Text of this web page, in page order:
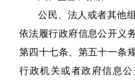
公民、法人或者其他
依法履行政府信息公开义
第四十七条、第五十一条
行政机关或者政府信息